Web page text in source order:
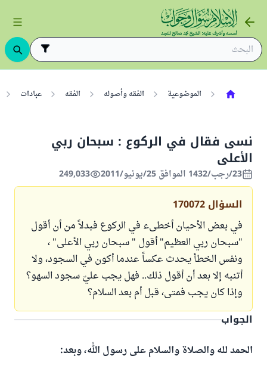
الموضوعية الفقه وأصوله الفقه عبادات
نسى فقال في الركوع : سبحان ربي
الأعلى
23/رجب/1432 الموافق 25/يونيو/2011 249,033
السؤال 170072
في بعض الأحيان أخطىء في الركوع فبدلاً من أن أقول
"سبحان ربي العظيم" أقول " سبحان ربي الأعلى" ،
ونفس الخطأ يحدث عكساً عندما أكون في السجود، ولا
أتنبه إلا بعد أن أقول ذلك.. فهل يجب عليّ سجود السهو؟
وإذا كان يجب فمتى، قبل أم بعد السلام؟
الجواب
الحمد لله والصلاة والسلام على رسول الله، وبعد: